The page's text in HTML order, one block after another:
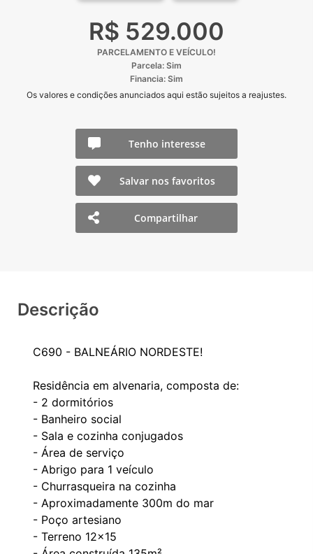
R$ 529.000
PARCELAMENTO E VEÍCULO!
Parcela: Sim
Financia: Sim
Os valores e condições anunciados aqui estão sujeitos a reajustes.
Tenho interesse
Salvar nos favoritos
Compartilhar
Descrição
C690 - BALNEÁRIO NORDESTE!
Residência em alvenaria, composta de:
- 2 dormitórios
- Banheiro social
- Sala e cozinha conjugados
- Área de serviço
- Abrigo para 1 veículo
- Churrasqueira na cozinha
- Aproximadamente 300m do mar
- Poço artesiano
- Terreno 12x15